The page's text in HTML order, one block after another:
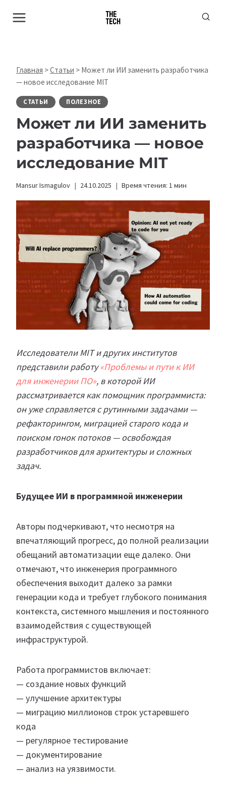
Главная >Статьи > Может ли ИИ заменить разработчика
— новое исследование MIT
СТАТЬИ ПОЛЕЗНОЕ
Может ли ИИ заменить
разработчика — новое
исследование MIT
Mansur Ismagulov 24.10.2025 Время чтения: 1 мин
Исследователи MIT и других институтов
представили работу«Проблемы и пути к ИИ
для инженерии ПО», в которой ИИ
рассматривается как помощник программиста:
он уже справляется с рутинными задачами —
рефакторингом, миграцией старого кода и
поиском гонок потоков — освобождая
разработчиков для архитектуры и сложных
задач.
Будущее ИИ в программной инженерии
Авторы подчеркивают, что несмотря на
впечатляющий прогресс, до полной реализации
обещаний автоматизации еще далеко. Они
отмечают, что инженерия программного
обеспечения выходит далеко за рамки
генерации кода и требует глубокого понимания
контекста, системного мышления и постоянного
взаимодействия с существующей
инфраструктурой.
Работа программистов включает:
— создание новых функций
— улучшение архитектуры
— миграцию миллионов строк устаревшего
кода
— регулярное тестирование
— документирование
— анализ на уязвимости.